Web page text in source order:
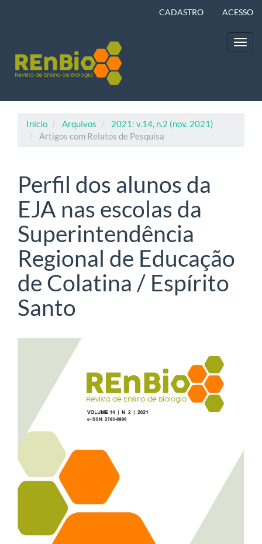
Barra
Lateral
CADASTRO ACESSO
Início Arquivos
2021: v.14, n.2 (nov. 2021)
Artigos com Relatos de Pesquisa
Perfil dos alunos da
EJA nas escolas da
Superintendência
Regional de Educação
de Colatina / Espírito
Santo
lateral
artigos